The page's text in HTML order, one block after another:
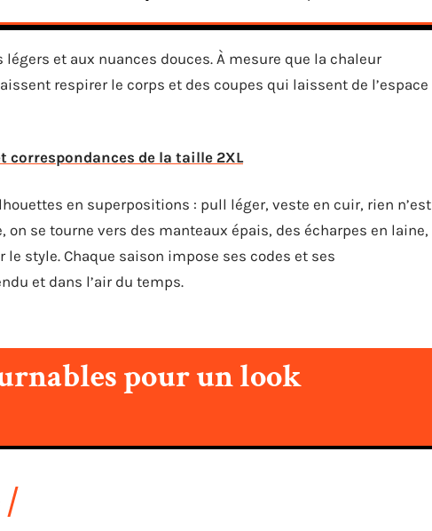
et aux nuances douces. À mesure que la chaleur
respirer le corps et des coupes qui laissent de l’espace
correspondances de la taille 2XL
en superpositions : pull léger, veste en cuir, rien n’est
on se tourne vers des manteaux épais, des écharpes en laine,
style. Chaque saison impose ses codes et ses
et dans l’air du temps.
pour un look